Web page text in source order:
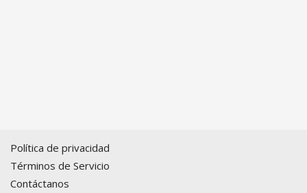
Política de privacidad
Términos de Servicio
Contáctanos